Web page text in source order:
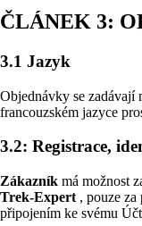
ČLÁNEK 3:
3.1 Jazyk
Objednávky se zadávají
francouzském jazyce
3.2: Registrace,
Zákazník má možnost
Trek-Expert , pouze
připojením ke svému